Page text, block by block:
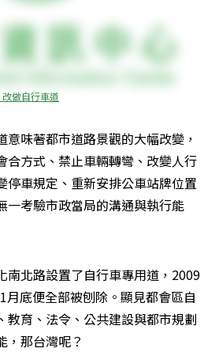
做自行車道
意味著都市道路景觀的大幅改變，
合方式、禁止車輛轉彎、改變人行
停車規定、重新安排公車站牌位置
一考驗市政當局的溝通與執行能
南北路設置了自行車專用道，2009
月底便全部被刨除。顯見都會區自
教育、法令、公共建設與都市規劃
，那台灣呢？